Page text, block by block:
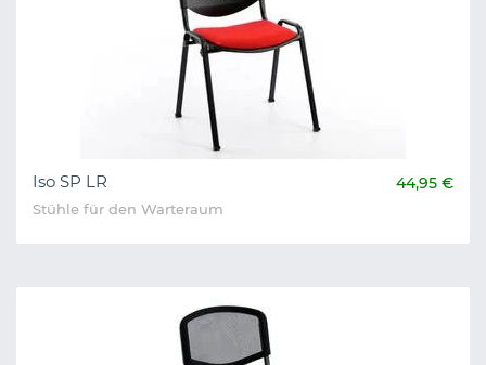
Iso SP LR 44,95 €
Stühle für den Warteraum